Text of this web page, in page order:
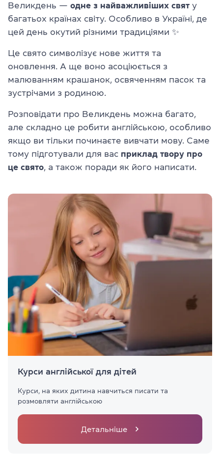
Великдень — одне з найважливіших свят у
багатьох країнах світу. Особливо в Україні, де
цей день окутий різними традиціями ✨
Це свято символізує нове життя та
оновлення. А ще воно асоціюється з
малюванням крашанок, освяченням пасок та
зустрічами з родиною.
Розповідати про Великдень можна багато,
але складно це робити англійською, особливо
якщо ви тільки починаєте вивчати мову. Саме
тому підготували для вас приклад твору про
це свято , а також поради як його написати.
Курси англійської для дітей
Курси, на яких дитина навчиться писати та
розмовляти англійською
Детальніше